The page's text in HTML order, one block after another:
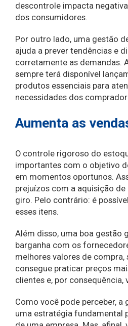
descontrole impacta
dos consumidores.
Por outro lado, uma gestão
ajuda a prever tendências e
corretamente as demandas.
sempre terá disponível
produtos essenciais para
necessidades dos
Aumenta as
O controle rigoroso do
importantes com o objetivo
em momentos oportunos.
prejuízos com a aquisição
giro. Pelo contrário: é
esses itens.
Além disso, uma boa gestão
barganha com os
melhores valores de compra,
consegue praticar preços
clientes e, por consequência,
Como você pode perceber, a
uma estratégia fundamental